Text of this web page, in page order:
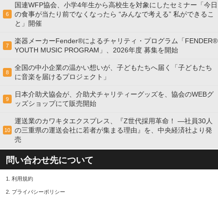
6
国連WFP協会、小学4年生から高校生を対象にしたセミナー「今日
の食事が当たり前でなくなったら “みんなで考える” 私ができるこ
と」開催
7
楽器メーカーFender®によるチャリティ・プログラム「FENDER®︎
YOUTH MUSIC PROGRAM」、2026年度 募集を開始
8
全国の中小企業の温かい想いが、子どもたちへ届く「子どもたち
に音楽を届けるプロジェクト」
9
日本介助犬協会が、介助犬チャリティーグッズを、協会のWEBグ
ッズショップにて販売開始
10
運送業のカワキタエクスプレス、『Z世代採用革命！ ―社員30人
の三重県の運送会社に若者が集まる理由』を、中央経済社より発
売
問い合わせ先について
1. 利用規約
2. プライバシーポリシー